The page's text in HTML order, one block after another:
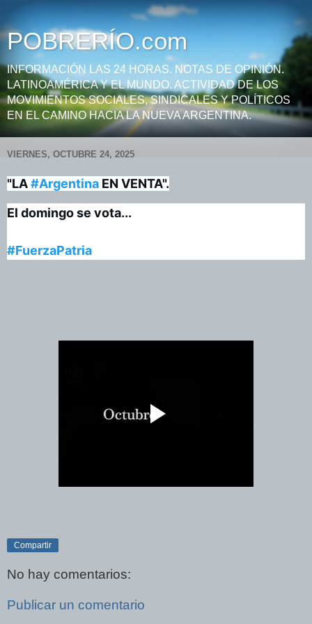
POBRERÍO.com
INFORMACIÓN LAS 24 HORAS. NOTAS DE OPINIÓN.
LATINOAMÉRICA Y EL MUNDO. ACTIVIDAD DE LOS
MOVIMIENTOS SOCIALES, SINDICALES Y POLÍTICOS
EN EL CAMINO HACIA LA NUEVA ARGENTINA.
VIERNES, OCTUBRE 24, 2025
"LA#Argentina EN VENTA".
El domingo se vota...
#FuerzaPatria
Compartir
No hay comentarios:
Publicar un comentario